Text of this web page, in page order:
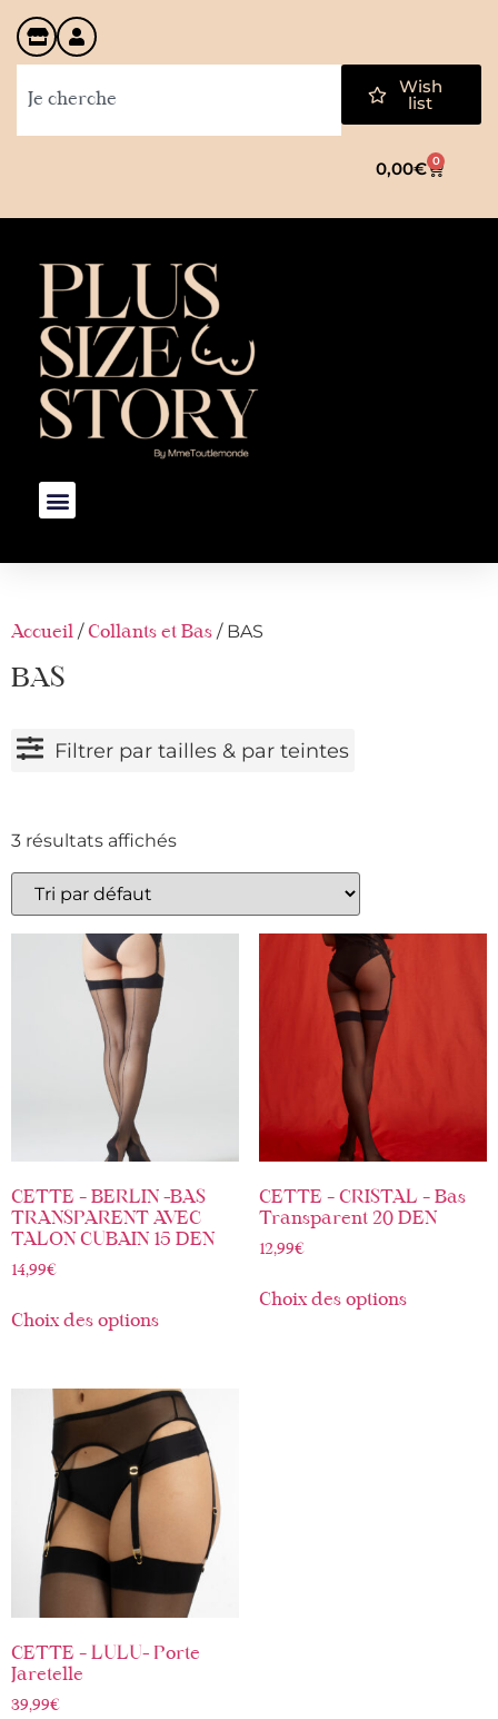
Wish
list
0,00€ 0
Accueil /Collants et Bas / BAS
BAS
Filtrer par tailles & par teintes
3 résultats affichés
CETTE – BERLIN -BAS
TRANSPARENT AVEC
TALON CUBAIN 15 DEN
14,99€
Choix des options
CETTE – CRISTAL – Bas
Transparent 20 DEN
12,99€
Choix des options
CETTE – LULU- Porte
Jaretelle
39,99€